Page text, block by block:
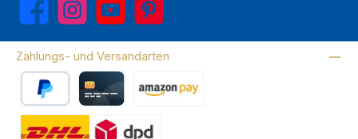
Facebook Instagram YouTube Pinterest
Zahlungs- und Versandarten